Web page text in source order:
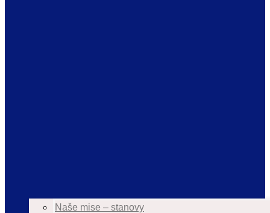
Naše mise – stanovy